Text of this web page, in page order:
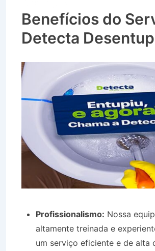
Benefícios do
Detecta
Profissionalismo: Nossa
altamente treinada e
um serviço eficiente e de alta